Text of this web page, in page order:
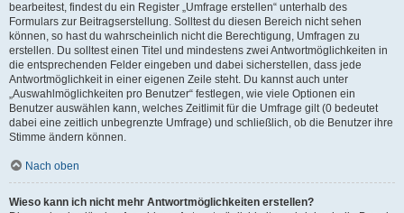
bearbeitest, findest du ein Register „Umfrage erstellen“ unterhalb des
Formulars zur Beitragserstellung. Solltest du diesen Bereich nicht sehen
können, so hast du wahrscheinlich nicht die Berechtigung, Umfragen zu
erstellen. Du solltest einen Titel und mindestens zwei Antwortmöglichkeiten in
die entsprechenden Felder eingeben und dabei sicherstellen, dass jede
Antwortmöglichkeit in einer eigenen Zeile steht. Du kannst auch unter
„Auswahlmöglichkeiten pro Benutzer“ festlegen, wie viele Optionen ein
Benutzer auswählen kann, welches Zeitlimit für die Umfrage gilt (0 bedeutet
dabei eine zeitlich unbegrenzte Umfrage) und schließlich, ob die Benutzer ihre
Stimme ändern können.
Nach oben
Wieso kann ich nicht mehr Antwortmöglichkeiten erstellen?